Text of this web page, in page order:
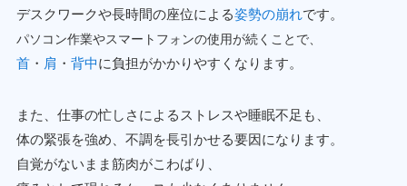
デスクワークや長時間の座位による姿勢の崩れです。
パソコン作業やスマートフォンの使用が続くことで、
首・ 肩 ・ 背中に負担がかかりやすくなります。
また、仕事の忙しさによるストレスや睡眠不足も、
体の緊張を強め、不調を長引かせる要因になります。
自覚がないまま筋肉がこわばり、